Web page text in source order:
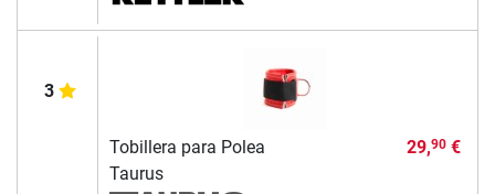
3
Tobillera para Polea
Taurus
29,90€